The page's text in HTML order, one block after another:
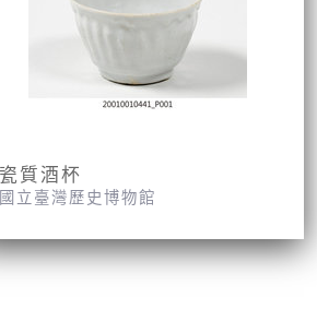
瓷質酒杯
國立臺灣歷史博物館